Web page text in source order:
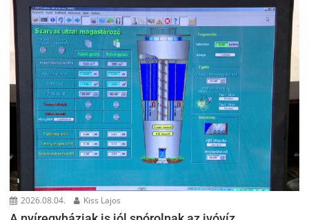
2026.08.04. Kiss Lajos